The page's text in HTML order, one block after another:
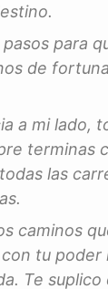
para
de
a mi lado,
terminas
las
caminos
tu poder
Te suplico